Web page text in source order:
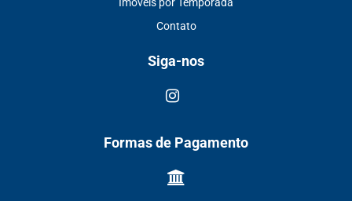
Contato
Siga-nos
Formas de Pagamento